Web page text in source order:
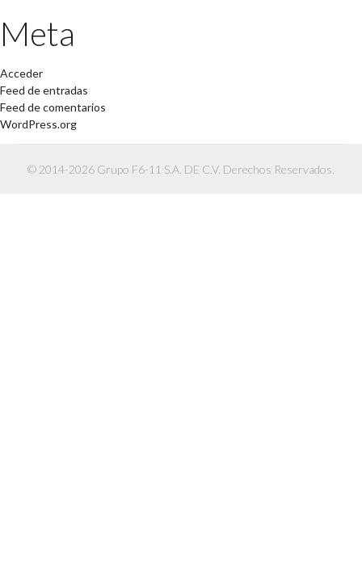
Meta
Acceder
Feed de entradas
Feed de comentarios
WordPress.org
© 2014-2026 Grupo F6-11 S.A. DE C.V. Derechos Reservados.